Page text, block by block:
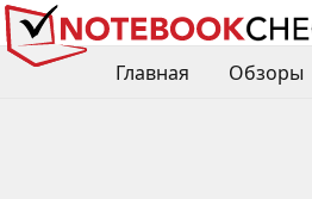
Главная Обзоры